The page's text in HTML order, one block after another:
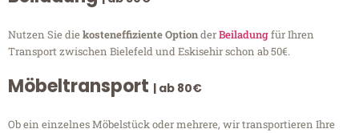
Nutzen Sie diekosteneffiziente OptionderBeiladungfür Ihren
Transport zwischen Bielefeld und Eskisehir schon ab 50€.
Möbeltransport | ab 80€
Ob ein einzelnes Möbelstück oder mehrere, wir transportieren Ihre